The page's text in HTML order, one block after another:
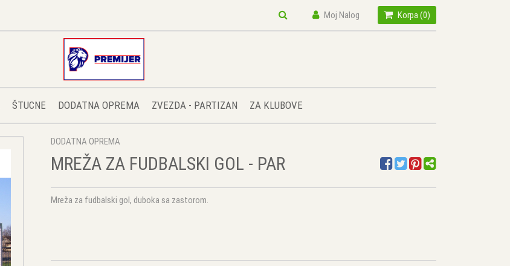
Moj Nalog Korpa (0)
ŠTUCNE DODATNA OPREMA ZVEZDA - PARTIZAN ZA KLUBOVE
DODATNA OPREMA
MREŽA ZA FUDBALSKI GOL - PAR
Mreža za fudbalski gol, duboka sa zastorom.